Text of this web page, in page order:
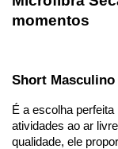
momentos
Short
É a escolha
atividades ao ar
qualidade, ele